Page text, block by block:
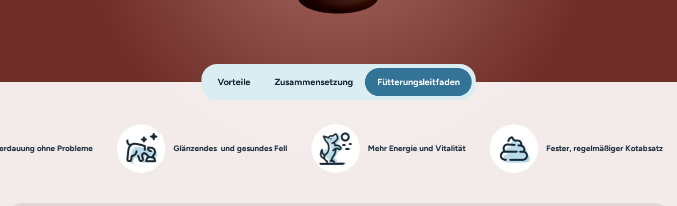
Vorteile Zusammensetzung Fütterungsleitfaden
ohne Probleme Glänzendes und gesundes Fell Mehr Energie und Vitalität Fester, regelmäßiger Kotabsatz